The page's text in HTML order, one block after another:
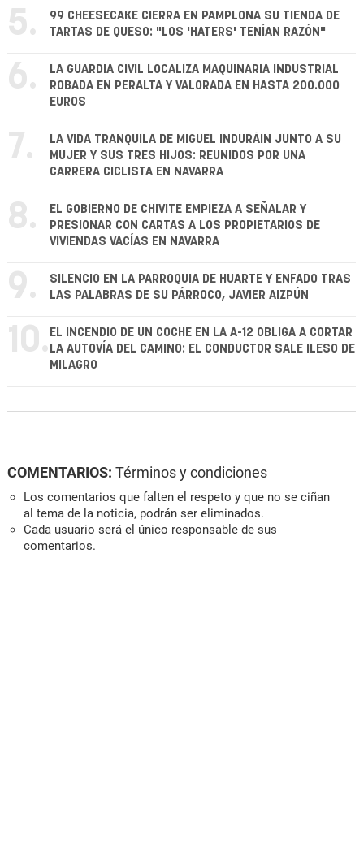
5.
99 CHEESECAKE CIERRA EN PAMPLONA SU TIENDA DE
TARTAS DE QUESO: "LOS 'HATERS' TENÍAN RAZÓN"
6.
LA GUARDIA CIVIL LOCALIZA MAQUINARIA INDUSTRIAL
ROBADA EN PERALTA Y VALORADA EN HASTA 200.000
EUROS
7.
LA VIDA TRANQUILA DE MIGUEL INDURÁIN JUNTO A SU
MUJER Y SUS TRES HIJOS: REUNIDOS POR UNA
CARRERA CICLISTA EN NAVARRA
8.
EL GOBIERNO DE CHIVITE EMPIEZA A SEÑALAR Y
PRESIONAR CON CARTAS A LOS PROPIETARIOS DE
VIVIENDAS VACÍAS EN NAVARRA
9.
SILENCIO EN LA PARROQUIA DE HUARTE Y ENFADO TRAS
LAS PALABRAS DE SU PÁRROCO, JAVIER AIZPÚN
10. EL INCENDIO DE UN COCHE EN LA A-12 OBLIGA A CORTAR
LA AUTOVÍA DEL CAMINO: EL CONDUCTOR SALE ILESO DE
MILAGRO
COMENTARIOS: Términos y condiciones
Los comentarios que falten el respeto y que no se ciñan
al tema de la noticia, podrán ser eliminados.
Cada usuario será el único responsable de sus
comentarios.